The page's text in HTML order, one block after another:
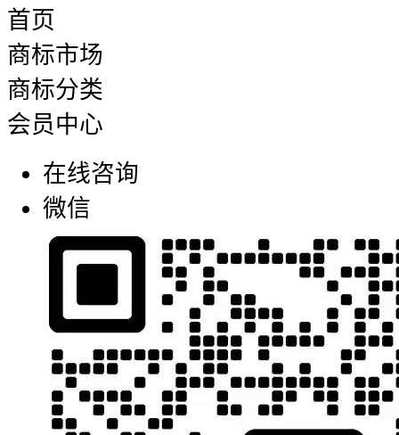
首页
商标市场
商标分类
会员中心
在线咨询
微信